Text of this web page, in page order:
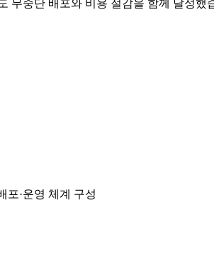
무중단 배포와 비용 절감을 함께 달성했
포·운영 체계 구성